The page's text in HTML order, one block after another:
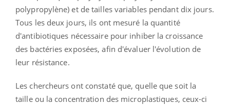
polypropylène) et de tailles variables pendant dix jours.
Tous les deux jours, ils ont mesuré la quantité
d'antibiotiques nécessaire pour inhiber la croissance
des bactéries exposées, afin d'évaluer l'évolution de
leur résistance.
Les chercheurs ont constaté que, quelle que soit la
taille ou la concentration des microplastiques, ceux-ci